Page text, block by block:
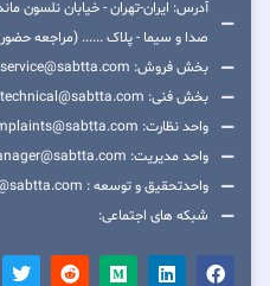
آدرس: ایران-تهران - خیابان نلسون
صدا و سیما - پلاک ...... (مراجعه
بخش فروش: service@sabtta.com
بخش فنی: technical@sabtta.com
واحد نظارت: complaints@sabtta.com
واحد مدیریت: manager@sabtta.com
واحدتحقیق و توسعه : backend@sabtta.com
شبکه های اجتماعی: